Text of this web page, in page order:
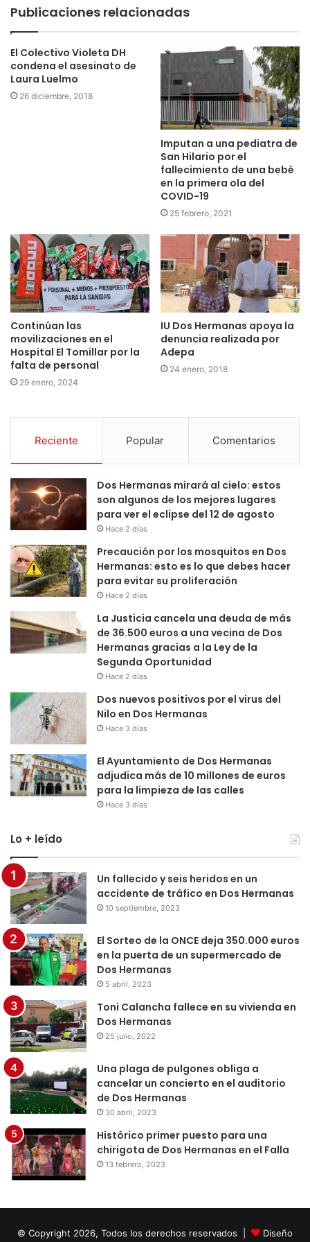
Publicaciones relacionadas
El Colectivo Violeta DH
condena el asesinato de
Laura Luelmo
26 diciembre, 2018
Imputan a una pediatra de
San Hilario por el
fallecimiento de una bebé
en la primera ola del
COVID-19
25 febrero, 2021
Continúan las
movilizaciones en el
Hospital El Tomillar por la
falta de personal
29 enero, 2024
IU Dos Hermanas apoya la
denuncia realizada por
Adepa
24 enero, 2018
Reciente Popular Comentarios
Dos Hermanas mirará al cielo: estos
son algunos de los mejores lugares
para ver el eclipse del 12 de agosto
Hace 2 días
Precaución por los mosquitos en Dos
Hermanas: esto es lo que debes hacer
para evitar su proliferación
Hace 2 días
La Justicia cancela una deuda de más
de 36.500 euros a una vecina de Dos
Hermanas gracias a la Ley de la
Segunda Oportunidad
Hace 2 días
Dos nuevos positivos por el virus del
Nilo en Dos Hermanas
Hace 3 días
El Ayuntamiento de Dos Hermanas
adjudica más de 10 millones de euros
para la limpieza de las calles
Hace 3 días
Lo + leído
Un fallecido y seis heridos en un
accidente de tráfico en Dos Hermanas
10 septiembre, 2023
El Sorteo de la ONCE deja 350.000 euros
en la puerta de un supermercado de
Dos Hermanas
5 abril, 2023
Toni Calancha fallece en su vivienda en
Dos Hermanas
25 julio, 2022
Una plaga de pulgones obliga a
cancelar un concierto en el auditorio
de Dos Hermanas
30 abril, 2023
Histórico primer puesto para una
chirigota de Dos Hermanas en el Falla
13 febrero, 2023
© Copyright 2026, Todos los derechos reservados | Diseño